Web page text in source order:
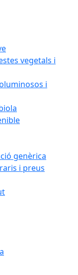
vegetals i
i
genèrica
i preus